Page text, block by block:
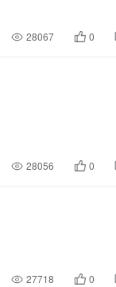
28067 0
28056 0
27718 0